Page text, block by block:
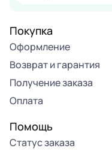
Покупка
Оформление
Возврат и гарантия
Получение заказа
Оплата
Помощь
Статус заказа